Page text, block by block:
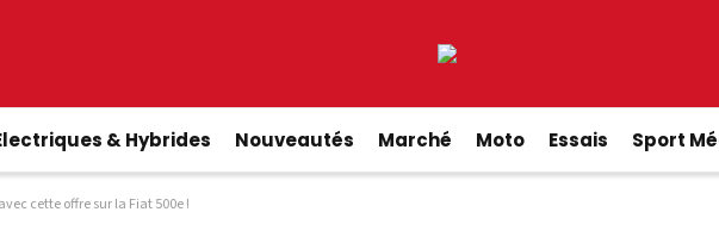
& Hybrides Nouveautés Marché Moto Essais Sport
cette offre sur la Fiat 500e !